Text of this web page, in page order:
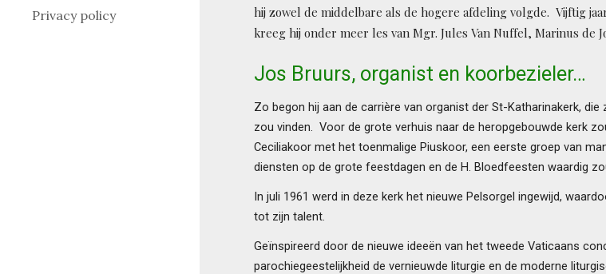
Privacy policy
hij zowel de middelbare als de hogere afdeling volgde. Vijftig
kreeg hij onder meer les van Mgr. Jules Van Nuffel, Marinus de
Jos Bruurs, organist en koorbezieler…
Zo begon hij aan de carrière van organist der St-Katharinakerk,
zou vinden. Voor de grote verhuis naar de heropgebouwde kerk
Ceciliakoor met het toenmalige Piuskoor, een eerste groep van
diensten op de grote feestdagen en de H. Bloedfeesten waardig
In juli 1961 werd in deze kerk het nieuwe Pelsorgel ingewijd,
tot zijn talent.
Geïnspireerd door de nieuwe ideeën van het tweede Vaticaans
parochiegeestelijkheid de vernieuwde liturgie en de moderne